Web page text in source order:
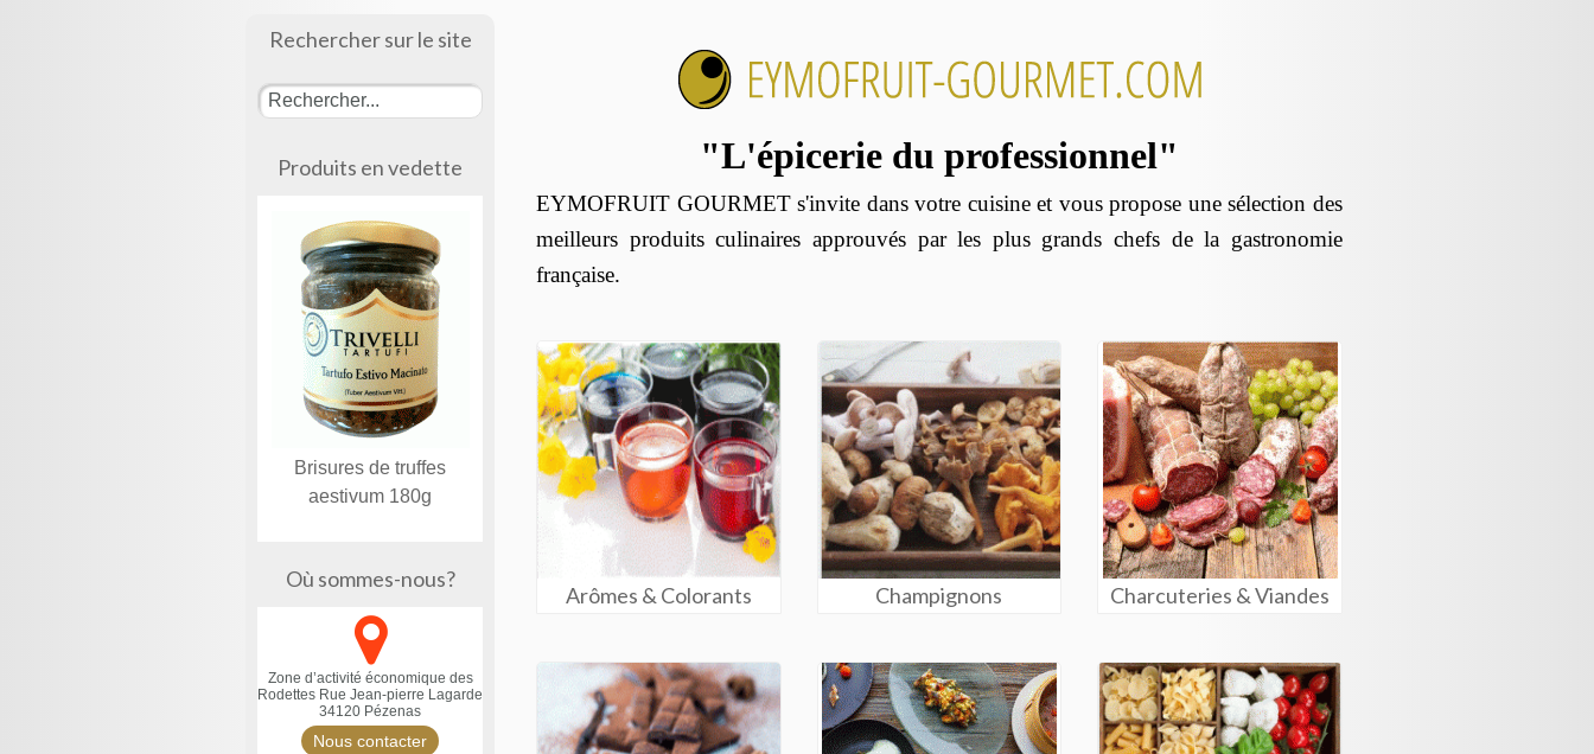
"L'épicerie du professionnel"
EYMOFRUIT GOURMET s'invite dans votre cuisine et vous propose une sélection des
meilleurs produits culinaires approuvés par les plus grands chefs de la gastronomie
française.
Arômes & Colorants Champignons Charcuteries & Viandes
Rechercher sur le site
Produits en vedette
Brisures de truffes
aestivum 180g
Où sommes-nous?
Zone d’activité économique des
Rodettes Rue Jean-pierre Lagarde
34120 Pézenas
Nous contacter